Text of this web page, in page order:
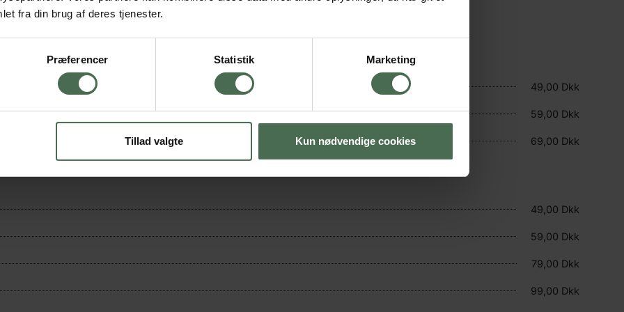
fra din brug af deres tjenester.
Præferencer Statistik Marketing
Tillad valgte Kun nødvendige cookies
49,00 Dkk
59,00 Dkk
69,00 Dkk
49,00 Dkk
59,00 Dkk
79,00 Dkk
99,00 Dkk